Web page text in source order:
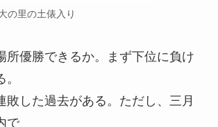
の里の土俵入り
所優勝できるか。まず下位に負け
敗した過去がある。ただし、三月
で